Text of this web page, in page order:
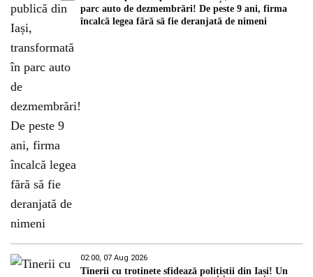
parc auto de dezmembrări! De peste 9 ani, firma
încalcă legea fără să fie deranjată de nimeni
02:00, 07 Aug 2026
Tinerii cu trotinete sfidează polițiștii din Iași! Un